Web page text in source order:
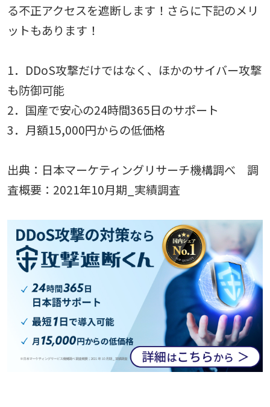
る不正アクセスを遮断します！さらに下記のメリ
ットもあります！
1．DDoS攻撃だけではなく、ほかのサイバー攻撃
も防御可能
2． 国産で安心の24時間365日のサポート
3．月額15,000円からの低価格
出典：日本マーケティングリサーチ機構調べ 調
査概要：2021年10月期_実績調査